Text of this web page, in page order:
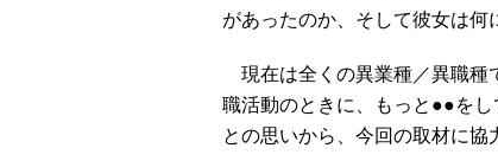
があったのか、そして彼女は
現在は全くの異業種／異職種
職活動のときに、もっと●●を
との思いから、今回の取材に協